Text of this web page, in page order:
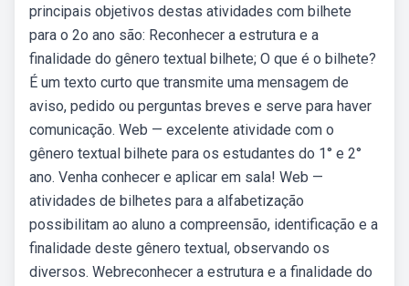
principais objetivos destas atividades com bilhete
para o 2o ano são: Reconhecer a estrutura e a
finalidade do gênero textual bilhete; O que é o bilhete?
É um texto curto que transmite uma mensagem de
aviso, pedido ou perguntas breves e serve para haver
comunicação. Web — excelente atividade com o
gênero textual bilhete para os estudantes do 1° e 2°
ano. Venha conhecer e aplicar em sala! Web —
atividades de bilhetes para a alfabetização
possibilitam ao aluno a compreensão, identificação e a
finalidade deste gênero textual, observando os
diversos. Webreconhecer a estrutura e a finalidade do